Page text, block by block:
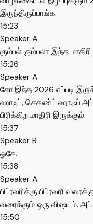
இருந்திருப்பாங்க.
15:23
Speaker A
கும்பல் கும்பலா இந்த
15:26
Speaker A
சோ இந்த 2026 எப்படி
ஹாஃப், செகண்ட் ஹாஃப்
பிரிக்கிற மாதிரி இருக்கும்.
15:37
Speaker B
ஓகே.
15:38
Speaker A
பிப்ரவரிக்கு பிப்ரவரி
வரைக்கும் ஒரு விஷயம்.
15:50